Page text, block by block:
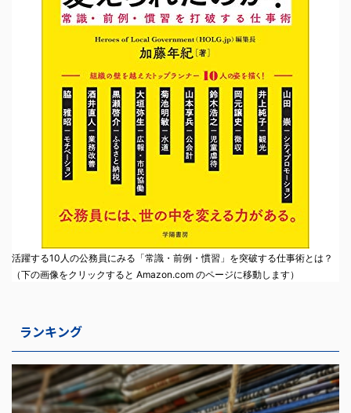
活躍する10人の公務員にみる「常識・前例・慣習」を突破する仕事術とは？
（下の画像をクリックすると Amazon.com のページに移動します）
ランキング